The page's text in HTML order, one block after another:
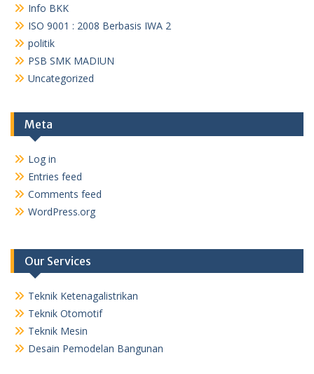
Info BKK
ISO 9001 : 2008 Berbasis IWA 2
politik
PSB SMK MADIUN
Uncategorized
Meta
Log in
Entries feed
Comments feed
WordPress.org
Our Services
Teknik Ketenagalistrikan
Teknik Otomotif
Teknik Mesin
Desain Pemodelan Bangunan